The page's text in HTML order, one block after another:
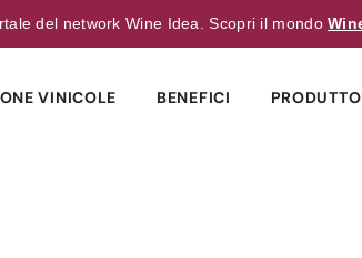
del network Wine Idea. Scopri il mondo
VINICOLE BENEFICI